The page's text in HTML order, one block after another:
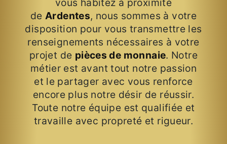
vous habitez à proximité
de Ardentes, nous sommes à votre
disposition pour vous transmettre les
renseignements nécessaires à votre
projet de pièces de monnaie. Notre
métier est avant tout notre passion
et le partager avec vous renforce
encore plus notre désir de réussir.
Toute notre équipe est qualifiée et
travaille avec propreté et rigueur.